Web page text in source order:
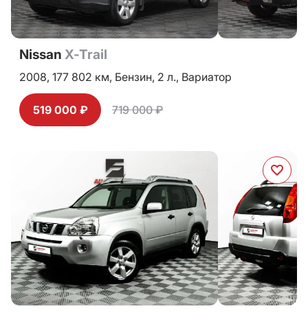
Nissan X-Trail
2008, 177 802 км, Бензин, 2 л., Вариатор
519 000 ₽ 719 000 ₽